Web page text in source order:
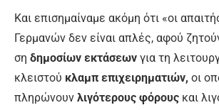
Και επισημαίναμε ακόμη ότι «οι
Γερμανών δεν είναι απλές, αφού
ση δημοσίων εκτάσεων για τη
κλειστού κλαμπ επιχει­ρηματιών, οι
πληρώνουν λιγότερους φόρους και